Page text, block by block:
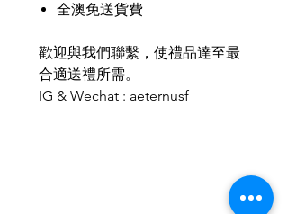
全澳免送貨費
歡迎與我們聯繫，使禮品達至最
合適送禮所需。
IG & Wechat : aeternusf